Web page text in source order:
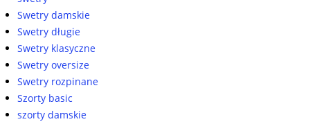
Swetry damskie
Swetry długie
Swetry klasyczne
Swetry oversize
Swetry rozpinane
Szorty basic
szorty damskie